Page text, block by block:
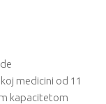
medicini od 11
kapacitetom